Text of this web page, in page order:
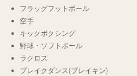
フラッグフットボール
空手
キックボクシング
野球・ソフトボール
ラクロス
ブレイクダンス(ブレイキン)